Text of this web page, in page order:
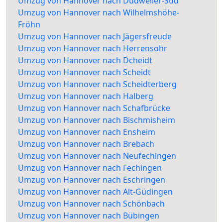
Umzug von Hannover nach Wilhelmshöhe-
Fröhn
Umzug von Hannover nach Jägersfreude
Umzug von Hannover nach Herrensohr
Umzug von Hannover nach Dcheidt
Umzug von Hannover nach Scheidt
Umzug von Hannover nach Scheidterberg
Umzug von Hannover nach Halberg
Umzug von Hannover nach Schafbrücke
Umzug von Hannover nach Bischmisheim
Umzug von Hannover nach Ensheim
Umzug von Hannover nach Brebach
Umzug von Hannover nach Neufechingen
Umzug von Hannover nach Fechingen
Umzug von Hannover nach Eschringen
Umzug von Hannover nach Alt-Güdingen
Umzug von Hannover nach Schönbach
Umzug von Hannover nach Bübingen